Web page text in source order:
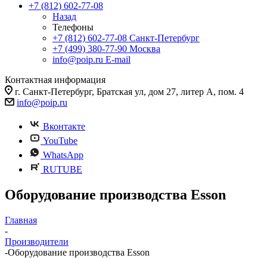
+7 (812) 602-77-08
Назад
Телефоны
+7 (812) 602-77-08 Санкт-Петербург
+7 (499) 380-77-90 Москва
info@poip.ru E-mail
Контактная информация
г. Санкт-Петербург, Братская ул, дом 27, литер А, пом. 4
info@poip.ru
Вконтакте
YouTube
WhatsApp
RUTUBE
Оборудование производства Esson
Главная
-
Производители
-Оборудование производства Esson